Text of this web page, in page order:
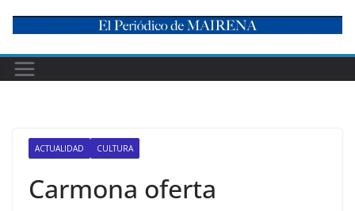
content
ACTUALIDAD CULTURA
Carmona oferta